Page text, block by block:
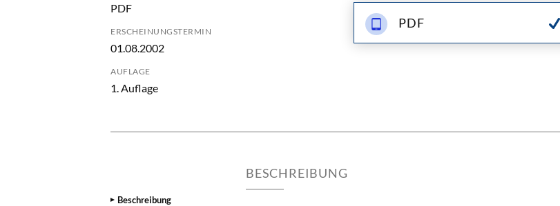
PDF
ERSCHEINUNGSTERMIN
01.08.2002
AUFLAGE
1. Auflage
PDF
Beschreibung
BESCHREIBUNG